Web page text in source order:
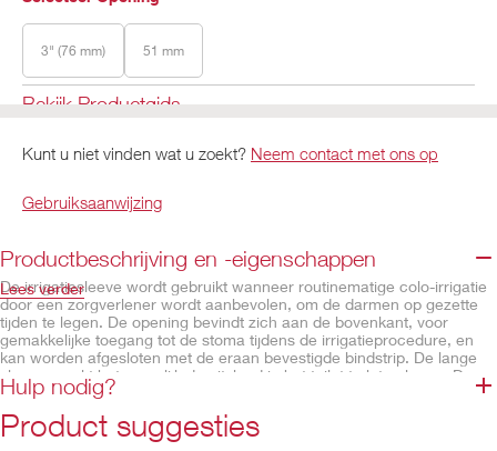
3" (76 mm) 51 mm
Bekijk Productgids
Kunt u niet vinden wat u zoekt? Neem contact met ons op
Gebruiksaanwijzing
Productbeschrijving en -eigenschappen
De irrigatiesleeve wordt gebruikt wanneer routinematige colo-irrigatie
door een zorgverlener wordt aanbevolen, om de darmen op gezette
tijden te legen. De opening bevindt zich aan de bovenkant, voor
gemakkelijke toegang tot de stoma tijdens de irrigatieprocedure, en
kan worden afgesloten met de eraan bevestigde bindstrip. De lange
sleeve maakt het mogelijk de uitvloed in het toilet te laten lopen. De
sleeve wordt met een gordel aan het lichaam bevestigd. Inclusief een
ileo klem
Eigenschappen
Lees verder
Hulp nodig?
Product suggesties